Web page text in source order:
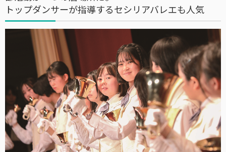
トップダンサーが指導するセシリアバレエも人気